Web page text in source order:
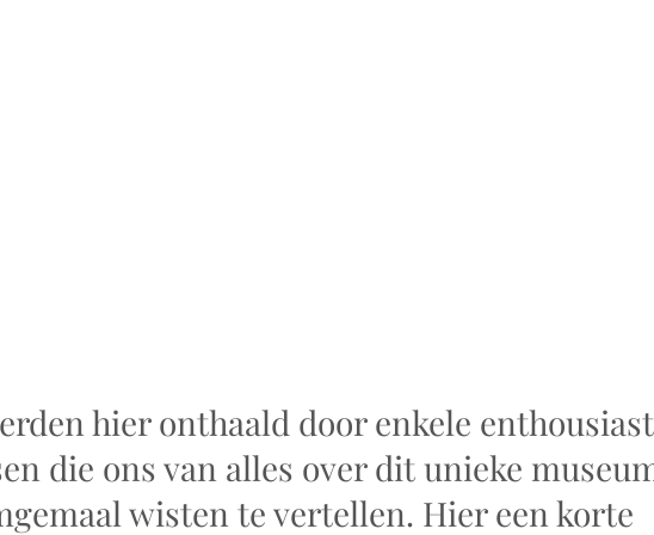
hier onthaald door enkele
die ons van alles over dit unieke
wisten te vertellen. Hier een korte